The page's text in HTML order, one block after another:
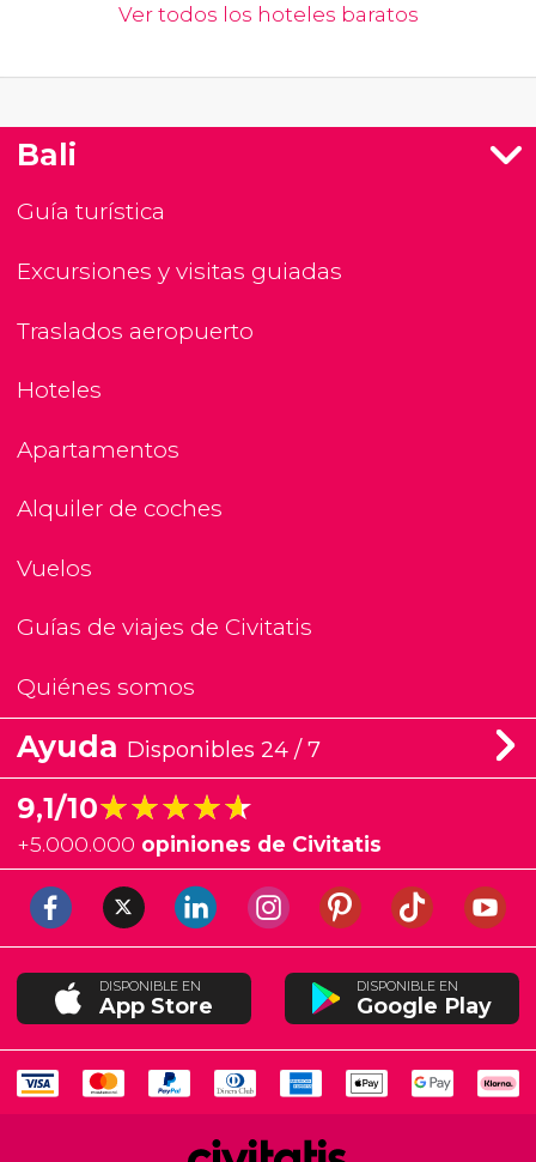
Ver todos los hoteles baratos
Bali
Guía turística
Excursiones y visitas guiadas
Traslados aeropuerto
Hoteles
Apartamentos
Alquiler de coches
Vuelos
Guías de viajes de Civitatis
Quiénes somos
Ayuda Disponibles 24 / 7
9,1/10★★★★★
★★★★★
+5.000.000 opiniones de Civitatis
DISPONIBLE EN
App Store
DISPONIBLE EN
Google Play